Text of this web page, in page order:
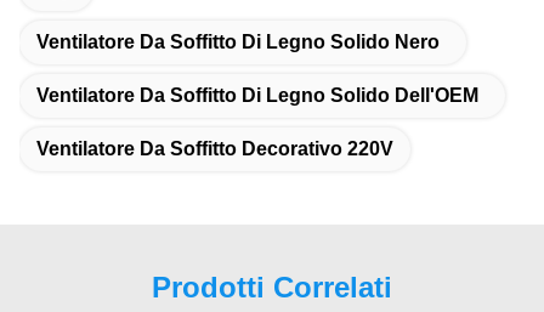
Ventilatore Da Soffitto Di Legno Solido Nero
Ventilatore Da Soffitto Di Legno Solido Dell'OEM
Ventilatore Da Soffitto Decorativo 220V
Prodotti Correlati